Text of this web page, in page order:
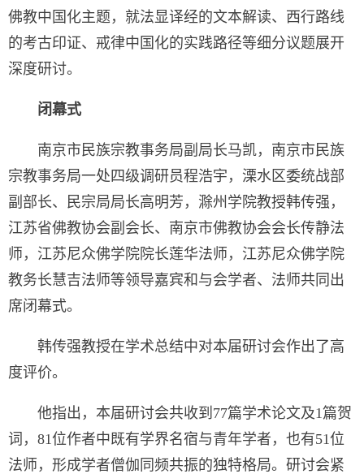
佛教中国化主题，就法显译经的文本解读、西行路线
的考古印证、戒律中国化的实践路径等细分议题展开
深度研讨。
闭幕式
南京市民族宗教事务局副局长马凯，南京市民族
宗教事务局一处四级调研员程浩宇，溧水区委统战部
副部长、民宗局局长高明芳，滁州学院教授韩传强，
江苏省佛教协会副会长、南京市佛教协会会长传静法
师，江苏尼众佛学院院长莲华法师，江苏尼众佛学院
教务长慧吉法师等领导嘉宾和与会学者、法师共同出
席闭幕式。
韩传强教授在学术总结中对本届研讨会作出了高
度评价。
他指出，本届研讨会共收到77篇学术论文及1篇贺
词，81位作者中既有学界名宿与青年学者，也有51位
法师，形成学者僧伽同频共振的独特格局。研讨会紧